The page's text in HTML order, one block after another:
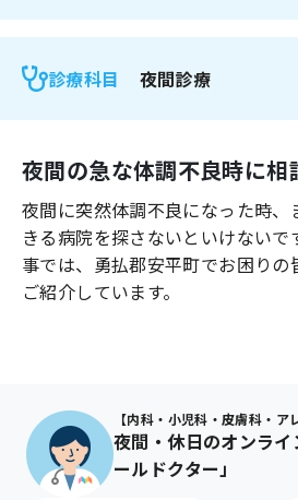
よくあるご質問
診療科目 夜間診療
夜間の急な体調不良時に相
夜間に突然体調不良になった時、
きる病院を探さないといけない
事では、 勇払郡安平町でお困りの
ご紹介しています。
【内科・小児科・皮膚科・ア
夜間・休日のオンラ
ールドクター」